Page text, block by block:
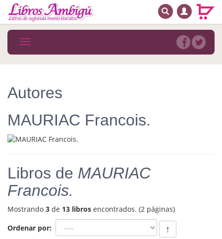
MENÚ PRINCIPAL
Novedades
MATERIAS
Arte
Astrología. Ocultismo
BUSCAR
Toggle
navigation
Autores
MAURIAC Francois.
Libros de MAURIAC
Francois.
Mostrando 3 de 13 libros encontrados. (2 páginas)
Ordenar por:
↑